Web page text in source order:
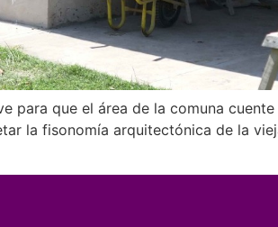
para que el área de la comuna
la fisonomía arquitectónica de la